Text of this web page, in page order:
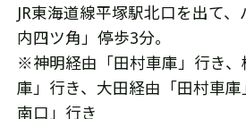
JR東海道線平塚駅北口を出て
内四ツ角」停歩3分。
※神明経由「田村車庫」行き、
庫」行き、大田経由「田村車
南口」行き